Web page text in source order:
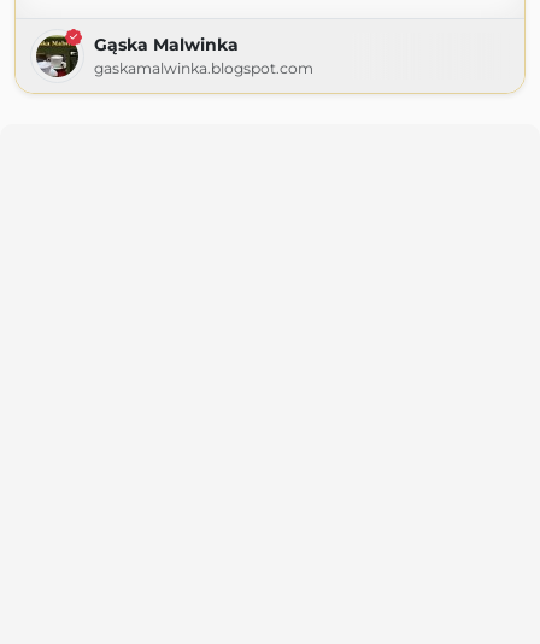
Gąska Malwinka
gaskamalwinka.blogspot.com